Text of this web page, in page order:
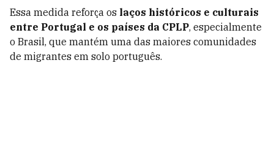
Essa medida reforça os laços históricos e culturais
entre Portugal e os países da CPLP, especialmente
o Brasil, que mantém uma das maiores comunidades
de migrantes em solo português.